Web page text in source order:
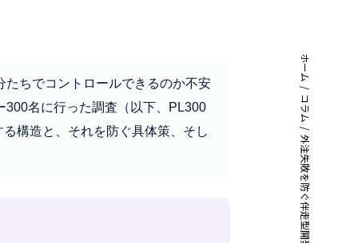
ホーム
コラム
ちでコントロールできるのか不安
300名に行った調査（以下、PL300
構造と、それを防ぐ具体策、そし